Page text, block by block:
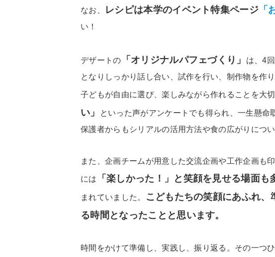
なお、 レシピは本学のイベント特集ページ 「
い！
デザートの 「オリジナルパフェづくり」
は、4
となりしっかり話し合い、試作を行い、制作物を作
子どもが自由に選び、楽しみながら作れることを大
い」
といった声がアンケートでも得られ、一生懸命
保護者からもシリアルの活用方法や食の広がりにつ
また、企画チームが用意した交流企画や工作企画も
には 「楽しかった！」と笑顔を見せる場面も
まれていました。
こどもたちの笑顔にあふれ
る時間となったことと思います。
時間をかけて準備し、実践し、振り返る。その一つ